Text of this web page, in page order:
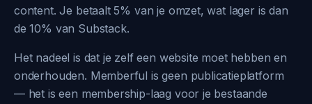
content. Je betaalt 5% van je omzet, wat lager is dan
de 10% van Substack.
Het nadeel is dat je zelf een website moet hebben en
onderhouden. Memberful is geen publicatieplatform
— het is een membership-laag voor je bestaande